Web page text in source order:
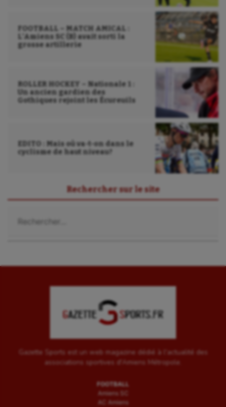
Tir à l'arc
Triathlon
UNSS
Voile
Water-polo
FOOTBALL – MATCH AMICAL :
L’Amiens SC (B) avait sorti la
grosse artillerie
ROLLER HOCKEY – Nationale 1 :
Un ancien gardien des
Gothiques rejoint les Écureuils
EDITO : Mais où va-t-on dans le
cyclisme de haut niveau?
Rechercher sur le site
Gazette Sports est un web magazine dédié à l'actualité des
associations sportives d'Amiens Métropole.
FOOTBALL
Amiens SC
AC Amiens